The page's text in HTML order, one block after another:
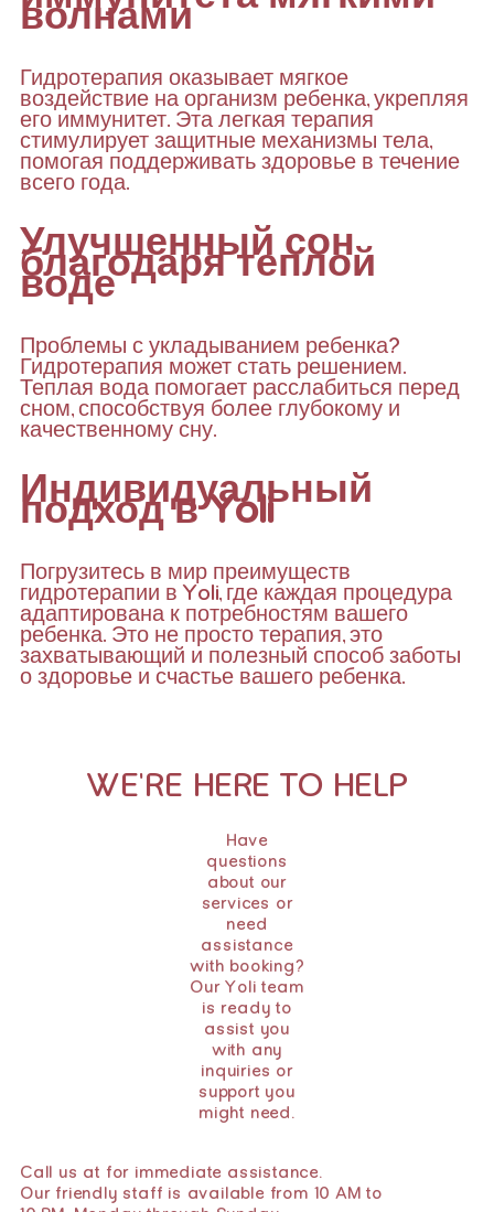
волнами
Гидротерапия оказывает мягкое
воздействие на организм ребенка, укрепляя
его иммунитет. Эта легкая терапия
стимулирует защитные механизмы тела,
помогая поддерживать здоровье в течение
всего года.
Улучшенный сон
благодаря теплой
воде
Проблемы с укладыванием ребенка?
Гидротерапия может стать решением.
Теплая вода помогает расслабиться перед
сном, способствуя более глубокому и
качественному сну.
Индивидуальный
подход в Yoli
Погрузитесь в мир преимуществ
гидротерапии в Yoli, где каждая процедура
адаптирована к потребностям вашего
ребенка. Это не просто терапия, это
захватывающий и полезный способ заботы
о здоровье и счастье вашего ребенка.
WE'RE HERE TO HELP
Have
questions
about our
services or
need
assistance
with booking?
Our Yoli team
is ready to
assist you
with any
inquiries or
support you
might need.
Call us at for immediate assistance.
Our friendly staff is available from 10 AM to